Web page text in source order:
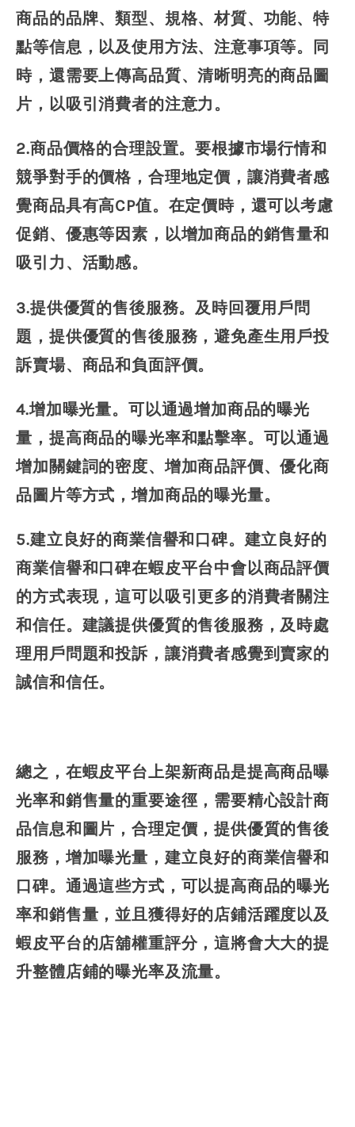
商品的品牌、類型、規格、材質、功能、特
點等信息，以及使用方法、注意事項等。同
時，還需要上傳高品質、清晰明亮的商品圖
片，以吸引消費者的注意力。
2.商品價格的合理設置。要根據市場行情和
競爭對手的價格，合理地定價，讓消費者感
覺商品具有高CP值。在定價時，還可以考慮
促銷、優惠等因素，以增加商品的銷售量和
吸引力、活動感。
3.提供優質的售後服務。及時回覆用戶問
題，提供優質的售後服務，避免產生用戶投
訴賣場、商品和負面評價。
4.增加曝光量。可以通過增加商品的曝光
量，提高商品的曝光率和點擊率。可以通過
增加關鍵詞的密度、增加商品評價、優化商
品圖片等方式，增加商品的曝光量。
5.建立良好的商業信譽和口碑。建立良好的
商業信譽和口碑在蝦皮平台中會以商品評價
的方式表現，這可以吸引更多的消費者關注
和信任。建議提供優質的售後服務，及時處
理用戶問題和投訴，讓消費者感覺到賣家的
誠信和信任。
總之，在蝦皮平台上架新商品是提高商品曝
光率和銷售量的重要途徑，需要精心設計商
品信息和圖片，合理定價，提供優質的售後
服務，增加曝光量，建立良好的商業信譽和
口碑。通過這些方式，可以提高商品的曝光
率和銷售量，並且獲得好的店鋪活躍度以及
蝦皮平台的店舖權重評分，這將會大大的提
升整體店鋪的曝光率及流量。